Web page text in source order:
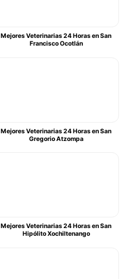
Mejores Veterinarias 24 Horas en San
Francisco Ocotlán
Mejores Veterinarias 24 Horas en San
Gregorio Atzompa
Mejores Veterinarias 24 Horas en San
Hipólito Xochiltenango